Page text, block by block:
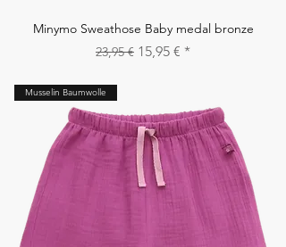
Minymo Sweathose Baby medal bronze
Standardpreis
23,95 € Sale-Preis
15,95 €
Musselin Baumwolle